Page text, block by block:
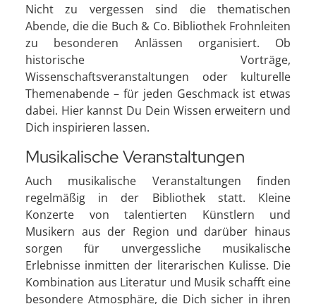
Nicht zu vergessen sind die thematischen
Abende, die die Buch & Co. Bibliothek Frohnleiten
zu besonderen Anlässen organisiert. Ob
historische Vorträge,
Wissenschaftsveranstaltungen oder kulturelle
Themenabende – für jeden Geschmack ist etwas
dabei. Hier kannst Du Dein Wissen erweitern und
Dich inspirieren lassen.
Musikalische Veranstaltungen
Auch musikalische Veranstaltungen finden
regelmäßig in der Bibliothek statt. Kleine
Konzerte von talentierten Künstlern und
Musikern aus der Region und darüber hinaus
sorgen für unvergessliche musikalische
Erlebnisse inmitten der literarischen Kulisse. Die
Kombination aus Literatur und Musik schafft eine
besondere Atmosphäre, die Dich sicher in ihren